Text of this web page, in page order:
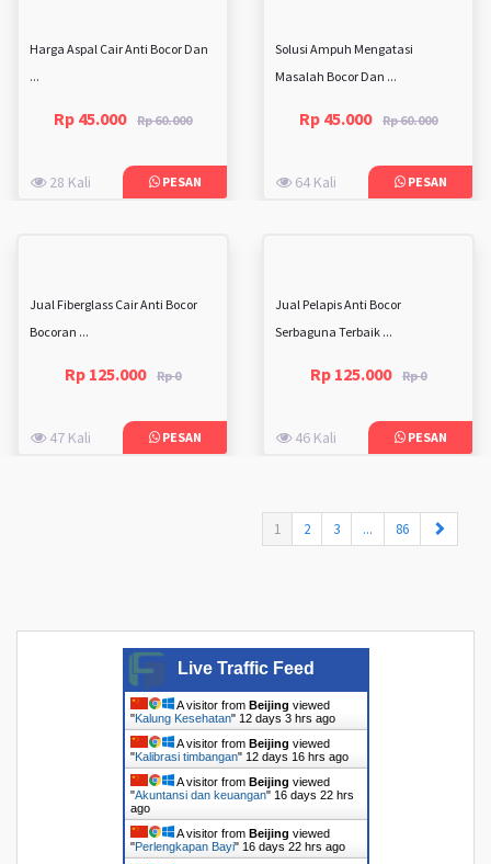
Harga Aspal Cair Anti Bocor Dan
...
Rp 45.000 Rp 60.000
28 Kali PESAN
Solusi Ampuh Mengatasi
Masalah Bocor Dan ...
Rp 45.000 Rp 60.000
64 Kali PESAN
Jual Fiberglass Cair Anti Bocor
Bocoran ...
Rp 125.000 Rp 0
47 Kali PESAN
Jual Pelapis Anti Bocor
Serbaguna Terbaik ...
Rp 125.000 Rp 0
46 Kali PESAN
1 (current)
2 3 ... 86
Live Traffic Feed
A visitor from Beijing viewed
"Kalung Kesehatan" 12 days 3 hrs ago
A visitor from Beijing viewed
"Kalibrasi timbangan" 12 days 16 hrs ago
A visitor from Beijing viewed
"Akuntansi dan keuangan" 16 days 22 hrs
ago
A visitor from Beijing viewed
"Perlengkapan Bayi" 16 days 22 hrs ago